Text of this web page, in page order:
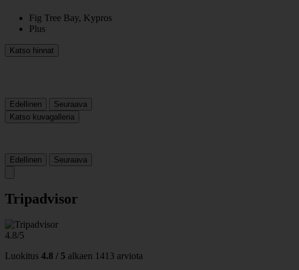
Fig Tree Bay, Kypros
Plus
Katso hinnat
Edellinen
Seuraava
Katso kuvagalleria
Edellinen Seuraava
Tripadvisor
4.8/5
Luokitus 4.8 / 5 alkaen 1413 arviota